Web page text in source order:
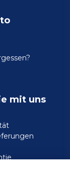
mit uns